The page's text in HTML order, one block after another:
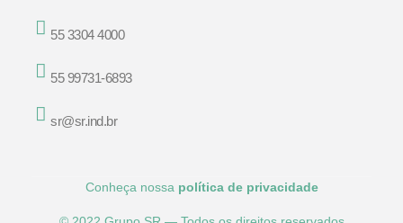
55 3304 4000
55 99731-6893
sr@sr.ind.br
Conheça nossa política de privacidade